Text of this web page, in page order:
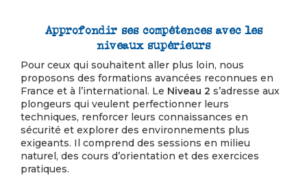
Approfondir ses compétences avec les
niveaux supérieurs
Pour ceux qui souhaitent aller plus loin, nous
proposons des formations avancées reconnues en
France et à l’international. Le Niveau 2 s’adresse aux
plongeurs qui veulent perfectionner leurs
techniques, renforcer leurs connaissances en
sécurité et explorer des environnements plus
exigeants. Il comprend des sessions en milieu
naturel, des cours d’orientation et des exercices
pratiques.